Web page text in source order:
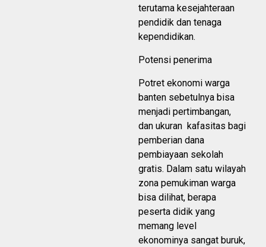
terutama kesejahteraan
pendidik dan tenaga
kependidikan.
Potensi penerima
Potret ekonomi warga
banten sebetulnya bisa
menjadi pertimbangan,
dan ukuran kafasitas bagi
pemberian dana
pembiayaan sekolah
gratis. Dalam satu wilayah
zona pemukiman warga
bisa dilihat, berapa
peserta didik yang
memang level
ekonominya sangat buruk,